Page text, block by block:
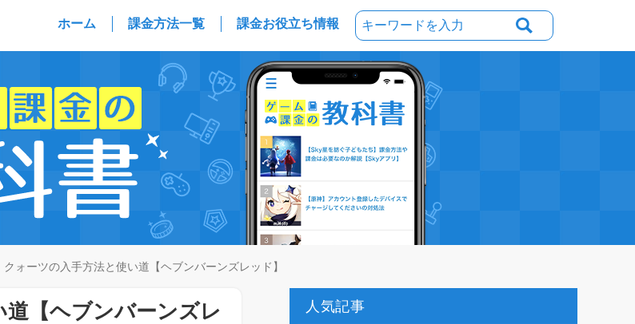
ホーム 課金方法一覧 課金お役立ち情報
クォーツの入手方法と使い道【ヘブンバーンズレッド】
道【ヘブンバーンズレ
人気記事